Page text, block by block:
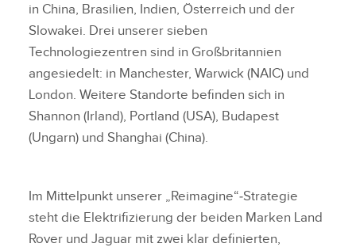
in China, Brasilien, Indien, Österreich und der
Slowakei. Drei unserer sieben
Technologiezentren sind in Großbritannien
angesiedelt: in Manchester, Warwick (NAIC) und
London. Weitere Standorte befinden sich in
Shannon (Irland), Portland (USA), Budapest
(Ungarn) und Shanghai (China).
Im Mittelpunkt unserer „Reimagine“‑Strategie
steht die Elektrifizierung der beiden Marken Land
Rover und Jaguar mit zwei klar definierten,